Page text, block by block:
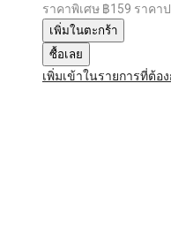
ราคาพิเศษ ฿159 ราคา
เพิ่มในตะกร้า
ซื้อเลย
เพิ่มเข้าในรายการที่ต้อ